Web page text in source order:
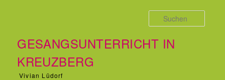
GESANGSUNTERRICHT IN
KREUZBERG
Vivian Lüdorf